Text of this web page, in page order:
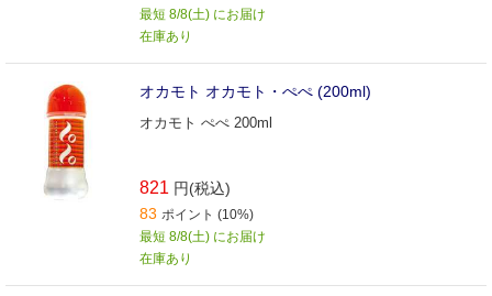
最短 8/8(土) にお届け
在庫あり
オカモト オカモト・ぺぺ (200ml)
オカモト ぺぺ 200ml
821 円(税込)
83 ポイント (10%)
最短 8/8(土) にお届け
在庫あり